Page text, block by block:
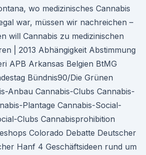
wo medizinisches Cannabis
war, müssen wir nachreichen –
will Cannabis zu medizinischen
| 2013 Abhängigkeit Abstimmung
APB Arkansas Belgien BtMG
Bündnis90/Die Grünen
Anbau Cannabis-Clubs Cannabis-
Plantage Cannabis-Social-
Clubs Cannabisprohibition
Colorado Debatte Deutscher
Hanf 4 Geschäftsideen rund um